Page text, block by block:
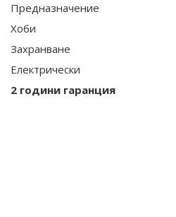
Предназначение
Хоби
Захранване
Електрически
2 години гаранция